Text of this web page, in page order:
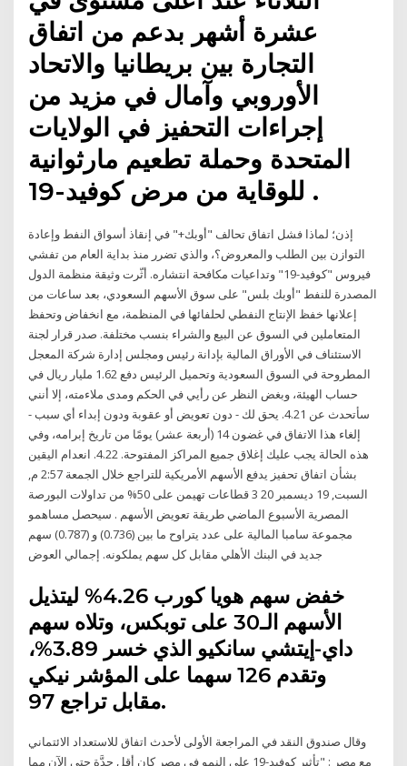
عشرة أشهر بدعم من اتفاق
التجارة بين بريطانيا والاتحاد
الأوروبي وآمال في مزيد من
إجراءات التحفيز في الولايات
المتحدة وحملة تطعيم مارثوانية
للوقاية من مرض كوفيد-19 .
إذن؛ لماذا فشل اتفاق تحالف "أوبك+" في إنقاذ أسواق النفط وإعادة
التوازن بين الطلب والمعروض؟، والذي تضرر منذ بداية العام من تفشي
فيروس "كوفيد-19" وتداعيات مكافحة انتشاره. أثّرت وثيقة منظمة الدول
المصدرة للنفط "أوبك بلس" على سوق الأسهم السعودي، بعد ساعات من
إعلانها خفظ الإنتاج النفطي لحلفائها في المنظمة، مع انخفاض وتحفظ
المتعاملين في السوق عن البيع والشراء بنسب مختلفة. صدر قرار لجنة
الاستئناف في الأوراق المالية بإدانة رئيس ومجلس إدارة شركة المعجل
المطروحة في السوق السعودية وتحميل الرئيس دفع 1.62 مليار ريال في
حساب الهيئة، وبغض النظر عن رأيي في الحكم ومدى ملاءمته، إلا أنني
سأتحدث عن 4.21. يحق لك - دون تعويض أو عقوبة ودون إبداء أي سبب -
إلغاء هذا الاتفاق في غضون 14 (أربعة عشر) يومًا من تاريخ إبرامه، وفي
هذه الحالة يجب عليك إغلاق جميع المراكز المفتوحة. 4.22. انعدام اليقين
بشأن اتفاق تحفيز يدفع الأسهم الأمريكية للتراجع خلال الجمعة 2:57 م,
السبت, 19 ديسمبر 20 3 قطاعات تهيمن على 50% من تداولات البورصة
المصرية الأسبوع الماضي طريقة تعويض الأسهم . سيحصل مساهمو
مجموعة سامبا المالية على عدد يتراوح ما بين (0.736) و (0.787) سهم
جديد في البنك الأهلي مقابل كل سهم يملكونه. إجمالي العوض
خفض سهم هويا كورب 4.26% ليتذيل
الأسهم الـ30 على توبكس، وتلاه سهم
داي-إيتشي سانكيو الذي خسر 3.89%،
وتقدم 126 سهما على المؤشر نيكي
مقابل تراجع 97.
وقال صندوق النقد في المراجعة الأولى لأحدث اتفاق للاستعداد الائتماني
مع مصر : "تأثير كوفيد-19 على النمو في مصر كان أقل حدَّة حتى الآن مما